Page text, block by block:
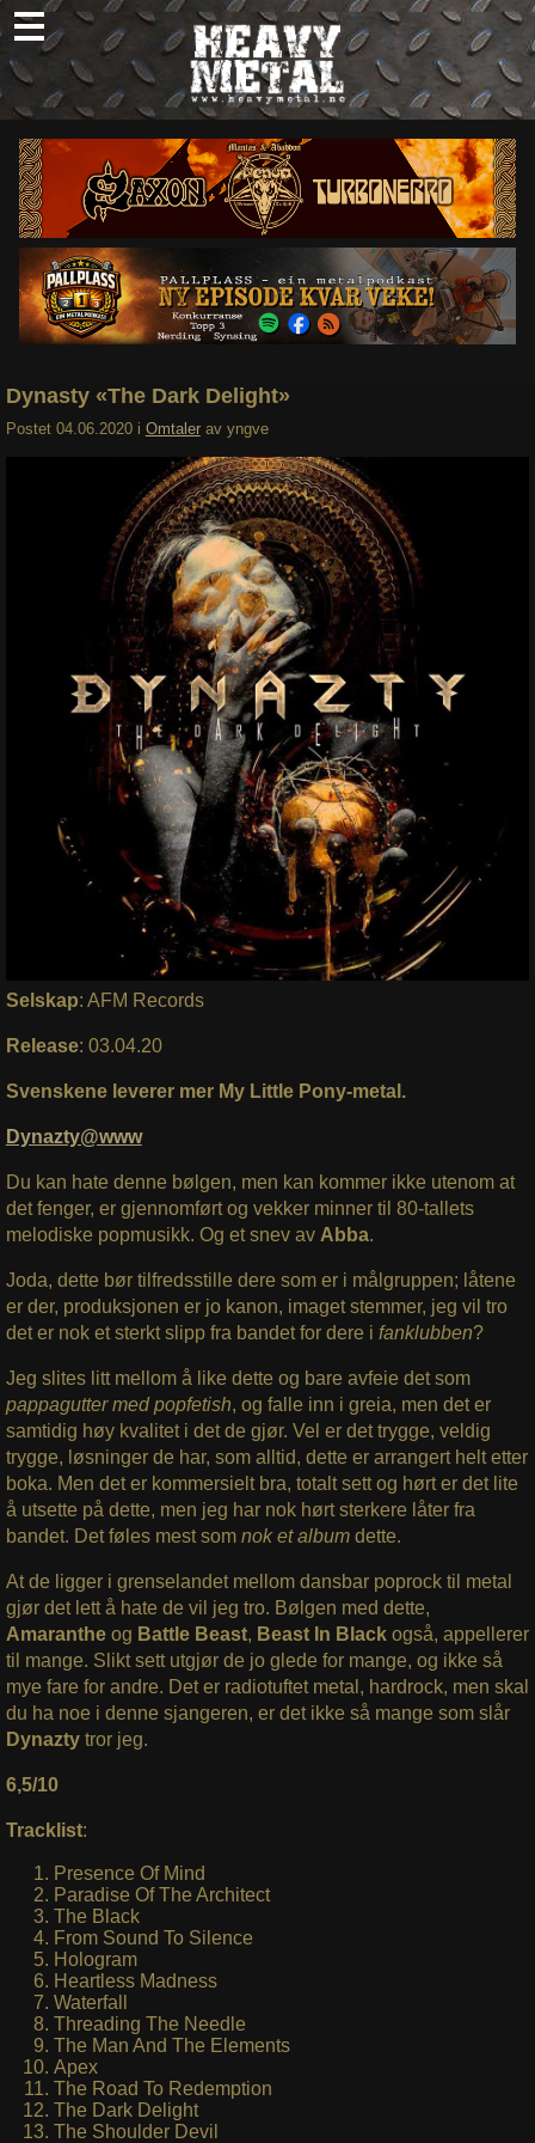
Skip
to
content
Nyheter
Omtaler
Intervjuer
Om oss
Abonner
Søk
Dynasty «The Dark Delight»
Postet 04.06.2020 i Omtaler av yngve
Selskap: AFM Records
Release: 03.04.20
Svenskene leverer mer My Little Pony-metal.
Dynazty@www
Du kan hate denne bølgen, men kan kommer ikke utenom at
det fenger, er gjennomført og vekker minner til 80-tallets
melodiske popmusikk. Og et snev av Abba.
Joda, dette bør tilfredsstille dere som er i målgruppen; låtene
er der, produksjonen er jo kanon, imaget stemmer, jeg vil tro
det er nok et sterkt slipp fra bandet for dere i fanklubben?
Jeg slites litt mellom å like dette og bare avfeie det som
pappagutter med popfetish, og falle inn i greia, men det er
samtidig høy kvalitet i det de gjør. Vel er det trygge, veldig
trygge, løsninger de har, som alltid, dette er arrangert helt etter
boka. Men det er kommersielt bra, totalt sett og hørt er det lite
å utsette på dette, men jeg har nok hørt sterkere låter fra
bandet. Det føles mest som nok et albumdette.
At de ligger i grenselandet mellom dansbar poprock til metal
gjør det lett å hate de vil jeg tro. Bølgen med dette,
Amarantheog Battle Beast, Beast In Black også, appellerer
til mange. Slikt sett utgjør de jo glede for mange, og ikke så
mye fare for andre. Det er radiotuftet metal, hardrock, men skal
du ha noe i denne sjangeren, er det ikke så mange som slår
Dynaztytror jeg.
6,5/10
Tracklist:
Presence Of Mind
Paradise Of The Architect
The Black
From Sound To Silence
Hologram
Heartless Madness
Waterfall
Threading The Needle
The Man And The Elements
Apex
The Road To Redemption
The Dark Delight
The Shoulder Devil